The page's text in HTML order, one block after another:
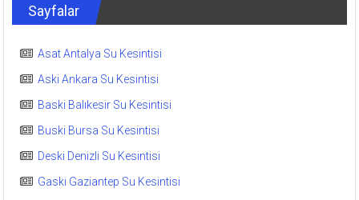
Sayfalar
Asat Antalya Su Kesintisi
Aski Ankara Su Kesintisi
Baski Balıkesir Su Kesintisi
Buski Bursa Su Kesintisi
Deski Denizli Su Kesintisi
Gaski Gaziantep Su Kesintisi